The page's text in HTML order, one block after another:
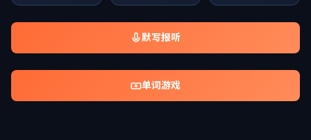
默写报听
单词游戏